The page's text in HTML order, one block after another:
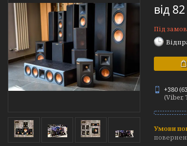
від
Під
+380
(Viber,